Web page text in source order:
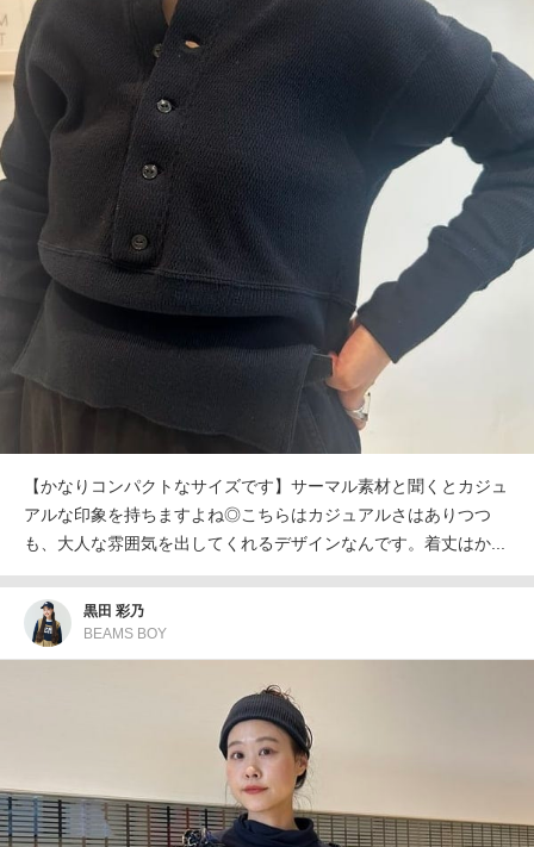
【かなりコンパクトなサイズです】サーマル素材と聞くとカジュ
アルな印象を持ちますよね◎こちらはカジュアルさはありつつ
も、大人な雰囲気を出してくれるデザインなんです。着丈はか...
黒田 彩乃
BEAMS BOY